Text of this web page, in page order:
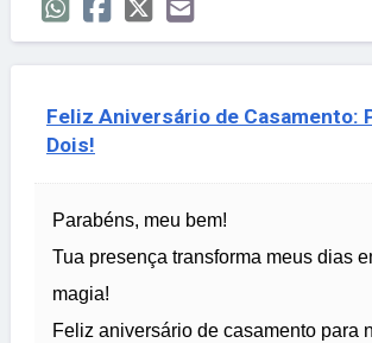
Feliz Aniversário de Casamento:
Dois!
Parabéns, meu bem!
Tua presença transforma meus dias
magia!
Feliz aniversário de casamento para